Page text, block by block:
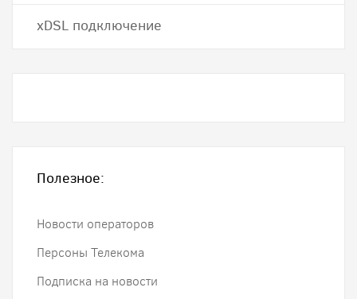
хDSL подключение
Полезное:
Новости операторов
Персоны Телекома
Подписка на новости